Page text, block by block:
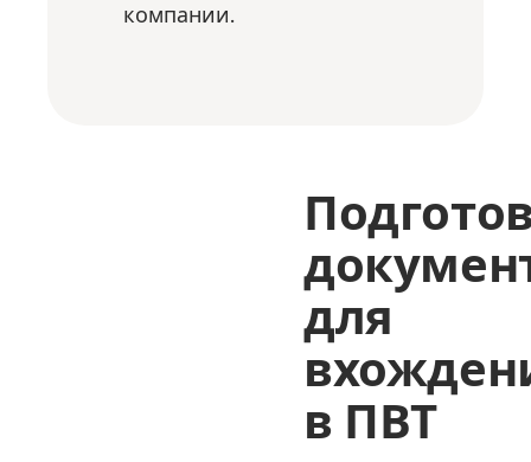
компании.
для
в ПВТ